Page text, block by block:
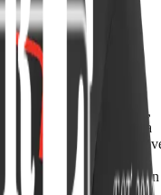
nož
od najboljih materijala,
Crna tanto oštrica
osigurava precizne
držanje. Sustav za
a kopča za remen